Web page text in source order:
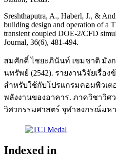
Sreshthaputra, A., Haberl, J., &
building design and operation of a
transient coupled DOE-2/CFD
Journal, 36(6), 481-494.
สมศักดิ์ ไชยะภินันท์ เขมชาติ มัง
นทรัพย์ (2542). รายงานวิจัยเรื่อ
สำหรับใช้กับโปรแกรมคอมพิวเต
พลังงานของอาคาร. ภาควิชาวิศ
วิศวกรรมศาสตร์ จุฬาลงกรณ์มห
Indexed in